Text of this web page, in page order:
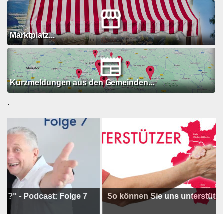
Marktplatz...
Kurzmeldungen aus den Gemeinden...
.
Folge 7 So können Sie uns unterstützen !